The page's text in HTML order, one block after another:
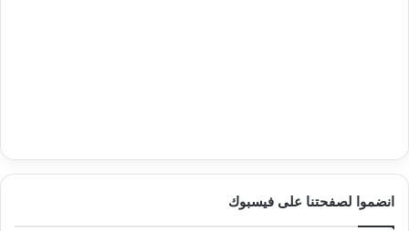
انضموا لصفحتنا على فيسبوك